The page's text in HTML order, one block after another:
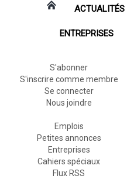
ACTUALITÉS
ENTREPRISES
S'abonner
S'inscrire comme membre
Se connecter
Nous joindre
Emplois
Petites annonces
Entreprises
Cahiers spéciaux
Flux RSS